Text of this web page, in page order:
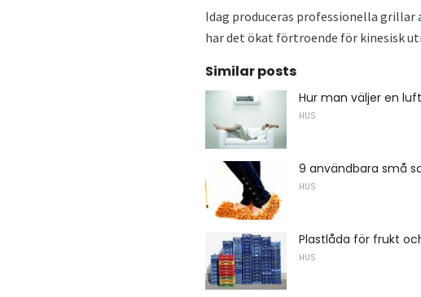
Idag produceras professionella
har det ökat förtroende för kinesisk
Similar posts
Hur man väljer en
HUS
9 användbara små
HUS
Plastlåda för frukt
HUS